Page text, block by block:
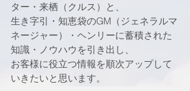
ター・来栖（クルス）と、
生き字引・知恵袋のGM（ジェネラルマ
ネージャー）・ヘンリーに蓄積された
知識・ノウハウを引き出し、
お客様に役立つ情報を順次アップして
いきたいと思います。